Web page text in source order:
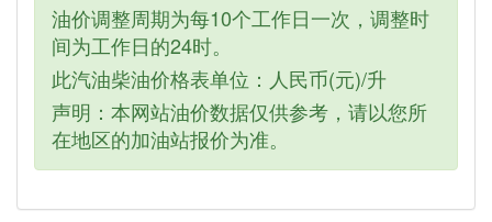
油价调整周期为每10个工作日一次，调整时
间为工作日的24时。
此汽油柴油价格表单位：人民币(元)/升
声明：本网站油价数据仅供参考，请以您所
在地区的加油站报价为准。